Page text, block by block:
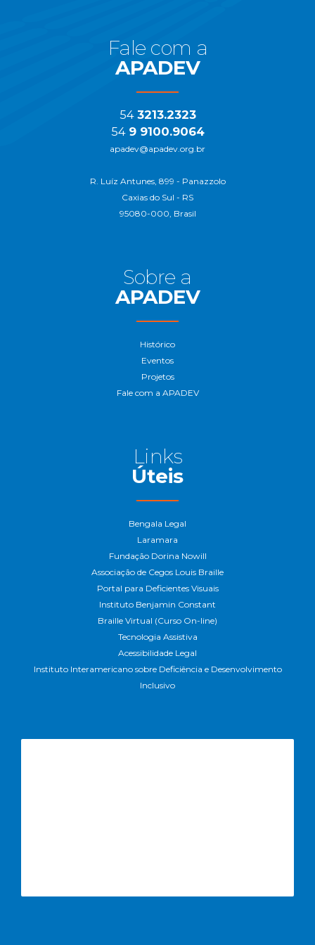
Fale com a
APADEV
54 3213.2323
54 9 9100.9064
apadev@apadev.org.br
R. Luíz Antunes, 899 - Panazzolo
Caxias do Sul - RS
95080-000, Brasil
Sobre a
APADEV
Histórico
Eventos
Projetos
Fale com a APADEV
Links
Úteis
Bengala Legal
Laramara
Fundação Dorina Nowill
Associação de Cegos Louis Braille
Portal para Deficientes Visuais
Instituto Benjamin Constant
Braille Virtual (Curso On-line)
Tecnologia Assistiva
Acessibilidade Legal
Instituto Interamericano sobre Deficiência e Desenvolvimento
Inclusivo